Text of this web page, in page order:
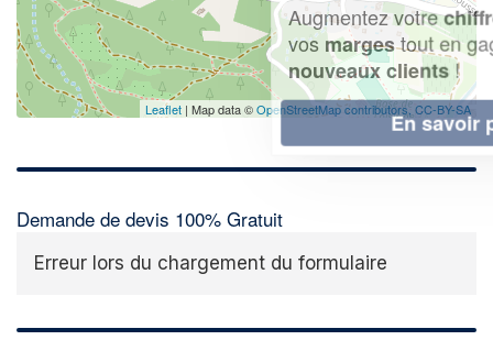
Leaflet | Map data ©OpenStreetMap contributors, CC-BY-SA
Demande de devis 100% Gratuit
Erreur lors du chargement du formulaire
Augmentez votrechiffre d'affaireset
vosmargestout en gagnant de
nouveaux clients!
En savoir plus